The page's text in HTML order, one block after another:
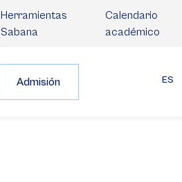
Herramientas
Sabana
Calendario
académico
Admisión ES